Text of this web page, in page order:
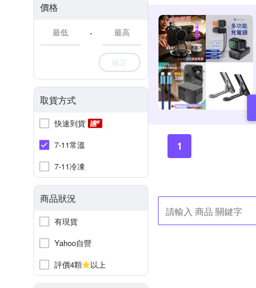
價格
-
確定
取貨方式
快速到貨
7-11常溫
7-11冷凍
商品狀況
有現貨
Yahoo自營
評價4顆
以上
1